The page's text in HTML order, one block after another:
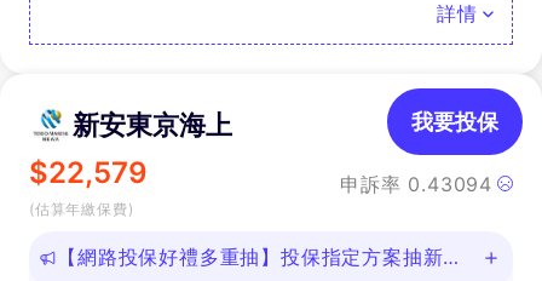
詳情
新安東京海上
$22,579
(估算年繳保費)
申訴率 0.43094
我要投保
【網路投保好禮多重抽】投保指定方案抽新款